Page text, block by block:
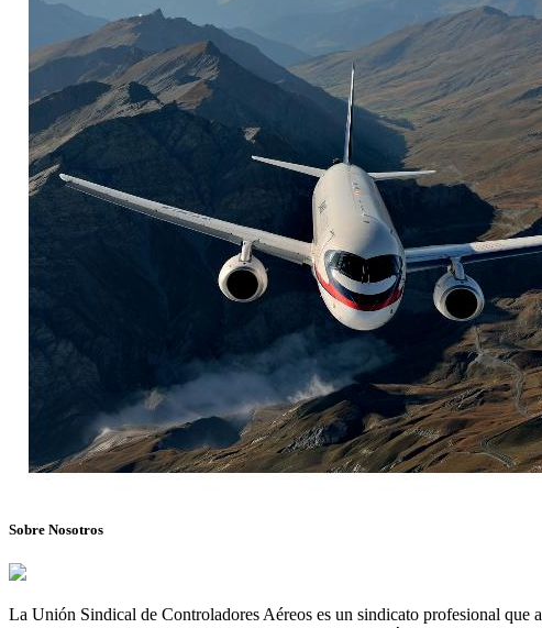
Sobre Nosotros
La Unión Sindical de Controladores Aéreos es un sindicato profesional que